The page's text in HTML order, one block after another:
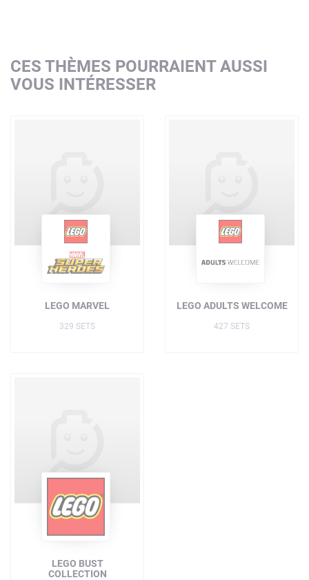
CES THÈMES POURRAIENT AUSSI
VOUS INTÉRESSER
LEGO MARVEL
329 SETS
LEGO ADULTS WELCOME
427 SETS
LEGO BUST
COLLECTION